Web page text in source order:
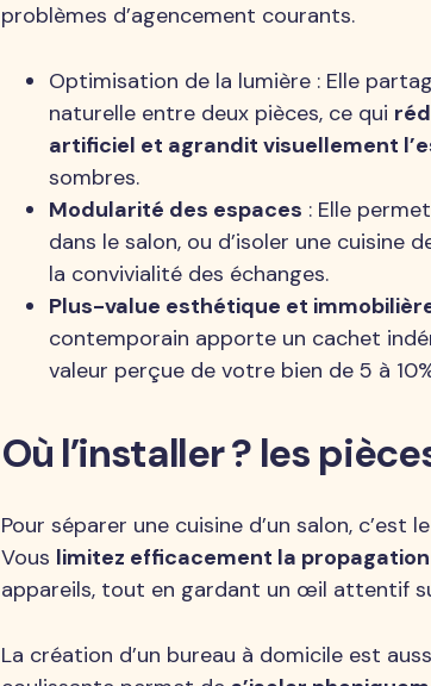
problèmes d’agencement courants.
Optimisation de la lumière : Elle
naturelle entre deux pièces, ce qui
artificiel et agrandit visuellement
sombres.
Modularité des espaces : Elle
dans le salon, ou d’isoler une cuisine
la convivialité des échanges.
Plus-value esthétique et
contemporain apporte un cachet
valeur perçue de votre bien de 5 à
Où l’installer ? les
Pour séparer une cuisine d’un salon, c’est
Vous limitez efficacement la
appareils, tout en gardant un œil attentif
La création d’un bureau à domicile est